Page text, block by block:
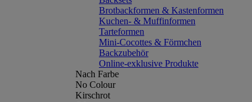
Brotbackformen & Kastenformen
Kuchen- & Muffinformen
Tarteformen
Mini-Cocottes & Förmchen
Backzubehör
Online-exklusive Produkte
Nach Farbe
No Colour
Kirschrot